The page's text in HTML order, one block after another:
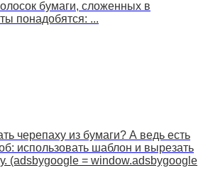
бумаги, сложенных в
понадобятся: ...
черепаху из бумаги? А ведь есть
использовать шаблон и вырезать
(adsbygoogle = window.adsbygoogle